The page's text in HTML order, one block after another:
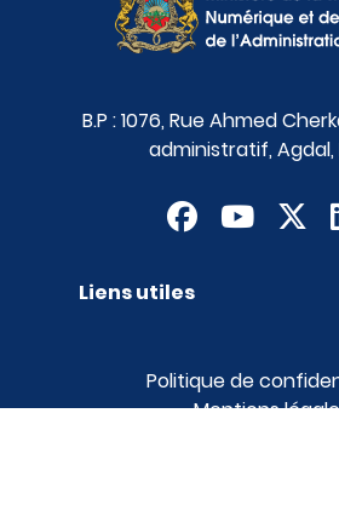
B.P : 1076, Rue Ahmed
administratif, Agdal,
Liens utiles
Politique de
Mentions